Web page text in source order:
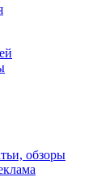
обзоры